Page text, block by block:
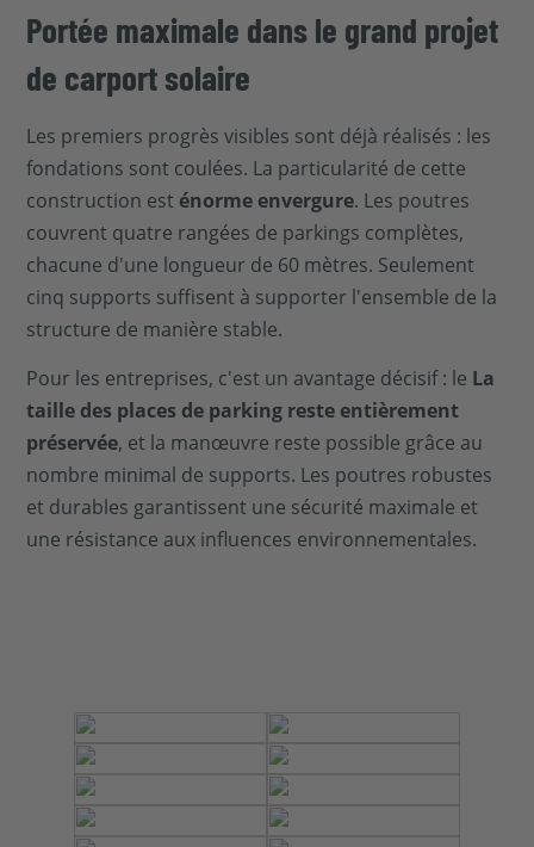
Portée maximale dans le grand projet
de carport solaire
Les premiers progrès visibles sont déjà réalisés : les
fondations sont coulées. La particularité de cette
construction est énorme envergure. Les poutres
couvrent quatre rangées de parkings complètes,
chacune d'une longueur de 60 mètres. Seulement
cinq supports suffisent à supporter l'ensemble de la
structure de manière stable.
Pour les entreprises, c'est un avantage décisif : le La
taille des places de parking reste entièrement
préservée, et la manœuvre reste possible grâce au
nombre minimal de supports. Les poutres robustes
et durables garantissent une sécurité maximale et
une résistance aux influences environnementales.